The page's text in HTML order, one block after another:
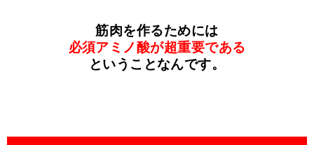
筋肉を作るためには
必須アミノ酸が超重要である
ということなんです。